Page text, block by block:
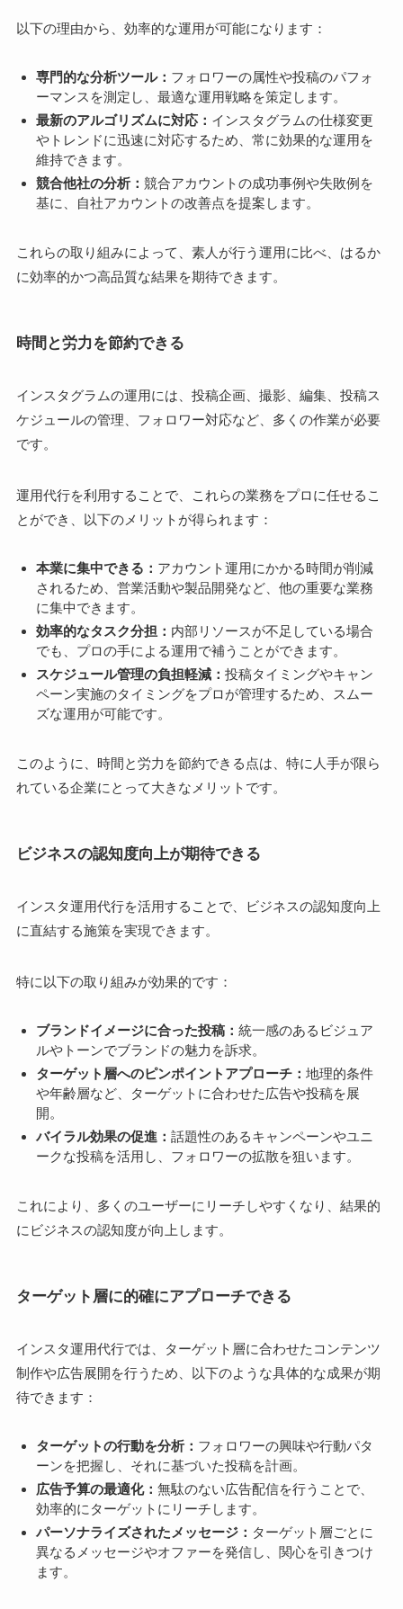
以下の理由から、効率的な運用が可能になります：
専門的な分析ツール： フォロワーの属性や投稿のパフォ
ーマンスを測定し、最適な運用戦略を策定します。
最新のアルゴリズムに対応： インスタグラムの仕様変更
やトレンドに迅速に対応するため、常に効果的な運用を
維持できます。
競合他社の分析：競合アカウントの成功事例や失敗例を
基に、自社アカウントの改善点を提案します。
これらの取り組みによって、素人が行う運用に比べ、はるか
に効率的かつ高品質な結果を期待できます。
時間と労力を節約できる
インスタグラムの運用には、投稿企画、撮影、編集、投稿ス
ケジュールの管理、フォロワー対応など、多くの作業が必要
です。
運用代行を利用することで、これらの業務をプロに任せるこ
とができ、以下のメリットが得られます：
本業に集中できる： アカウント運用にかかる時間が削減
されるため、営業活動や製品開発など、他の重要な業務
に集中できます。
効率的なタスク分担： 内部リソースが不足している場合
でも、プロの手による運用で補うことができます。
スケジュール管理の負担軽減：投稿タイミングやキャン
ペーン実施のタイミングをプロが管理するため、スムー
ズな運用が可能です。
このように、時間と労力を節約できる点は、特に人手が限ら
れている企業にとって大きなメリットです。
ビジネスの認知度向上が期待できる
インスタ運用代行を活用することで、ビジネスの認知度向上
に直結する施策を実現できます。
特に以下の取り組みが効果的です：
ブランドイメージに合った投稿：統一感のあるビジュア
ルやトーンでブランドの魅力を訴求。
ターゲット層へのピンポイントアプローチ：地理的条件
や年齢層など、ターゲットに合わせた広告や投稿を展
開。
バイラル効果の促進：話題性のあるキャンペーンやユニ
ークな投稿を活用し、フォロワーの拡散を狙います。
これにより、多くのユーザーにリーチしやすくなり、結果的
にビジネスの認知度が向上します。
ターゲット層に的確にアプローチできる
インスタ運用代行では、ターゲット層に合わせたコンテンツ
制作や広告展開を行うため、以下のような具体的な成果が期
待できます：
ターゲットの行動を分析： フォロワーの興味や行動パタ
ーンを把握し、それに基づいた投稿を計画。
広告予算の最適化：無駄のない広告配信を行うことで、
効率的にターゲットにリーチします。
パーソナライズされたメッセージ： ターゲット層ごとに
異なるメッセージやオファーを発信し、関心を引きつけ
ます。